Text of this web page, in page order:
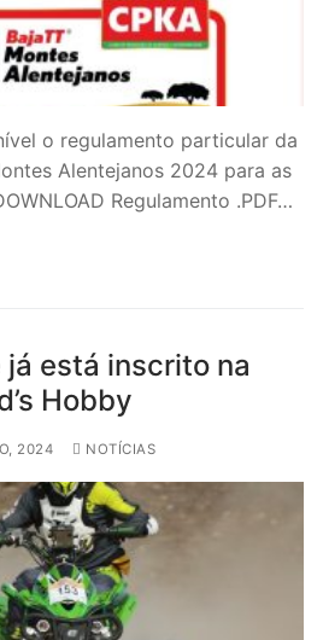
o regulamento particular da
Alentejanos 2024 para as
Regulamento .PDF…
já está inscrito na
Hobby
2024 NOTÍCIAS